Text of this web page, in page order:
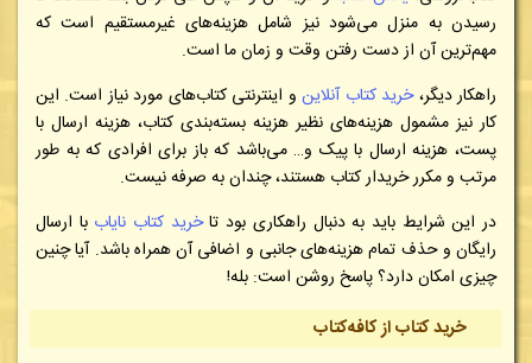
رسیدن به منزل می‌شود نیز شامل هزینه‌های غیرمستقیم است که
مهم‌ترین آن از دست رفتن وقت و زمان ما است.
راهکار دیگر،خرید کتاب آنلاینو اینترنتی کتاب‌های مورد نیاز است. این
کار نیز مشمول هزینه‌های نظیر هزینه بسته‌بندی کتاب، هزینه ارسال با
پست، هزینه ارسال با پیک و… می‌باشد که باز برای افرادی که به طور
مرتب و مکرر خریدار کتاب هستند، چندان به صرفه نیست.
در این شرایط باید به دنبال راهکاری بود تاخرید کتاب نایاب با ارسال
رایگان و حذف تمام هزینه‌های جانبی و اضافی آن همراه باشد. آیا چنین
چیزی امکان دارد؟ پاسخ روشن است: بله!
خرید کتاب از کافه‌کتاب